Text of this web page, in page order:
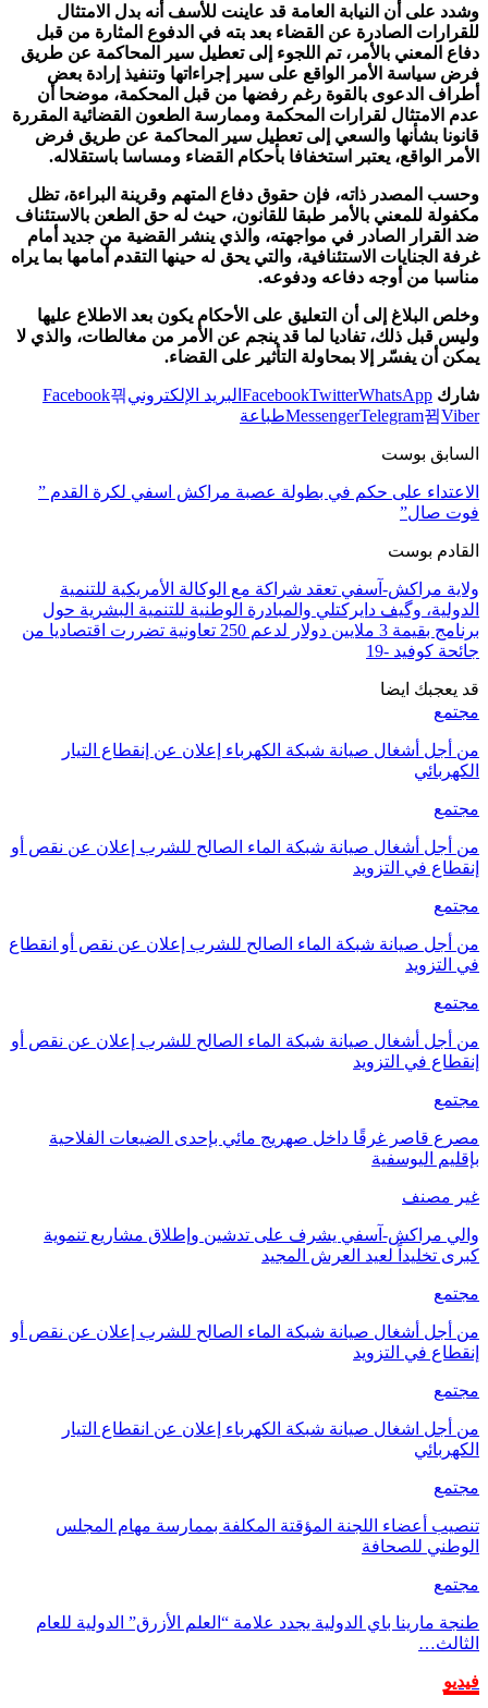
وشدد على أن النيابة العامة قد عاينت للأسف أنه بدل الامتثال
للقرارات الصادرة عن القضاء بعد بته في الدفوع المثارة من قبل
دفاع المعني بالأمر، تم اللجوء إلى تعطيل سير المحاكمة عن طريق
فرض سياسة الأمر الواقع على سير إجراءاتها وتنفيذ إرادة بعض
أطراف الدعوى بالقوة رغم رفضها من قبل المحكمة، موضحا أن
عدم الامتثال لقرارات المحكمة وممارسة الطعون القضائية المقررة
قانونا بشأنها والسعي إلى تعطيل سير المحاكمة عن طريق فرض
الأمر الواقع، يعتبر استخفافا بأحكام القضاء ومساسا باستقلاله.
وحسب المصدر ذاته، فإن حقوق دفاع المتهم وقرينة البراءة، تظل
مكفولة للمعني بالأمر طبقا للقانون، حيث له حق الطعن بالاستئناف
ضد القرار الصادر في مواجهته، والذي ينشر القضية من جديد أمام
غرفة الجنايات الاستئنافية، والتي يحق له حينها التقدم أمامها بما يراه
مناسبا من أوجه دفاعه ودفوعه.
وخلص البلاغ إلى أن التعليق على الأحكام يكون بعد الاطلاع عليها
وليس قبل ذلك، تفاديا لما قد ينجم عن الأمر من مغالطات، والذي لا
يمكن أن يفسّر إلا بمحاولة التأثير على القضاء.
شارك FacebookTwitterWhatsApp البريد الإلكتروني
Facebook
MessengerTelegram Viber طباعة
السابق بوست
الاعتداء على حكم في بطولة عصبة مراكش اسفي لكرة القدم ”
فوت صال”
القادم بوست
ولاية مراكش-آسفي تعقد شراكة مع الوكالة الأمريكية للتنمية
الدولية، وگيف دايركتلي والمبادرة الوطنية للتنمية البشرية حول
برنامج بقيمة 3 ملايين دولار لدعم 250 تعاونية تضررت اقتصاديا من
جائحة كوفيد -19
قد يعجبك ايضا
مجتمع
من أجل أشغال صيانة شبكة الكهرباء إعلان عن إنقطاع التيار
الكهربائي
مجتمع
من أجل أشغال صيانة شبكة الماء الصالح للشرب إعلان عن نقص أو
إنقطاع في التزويد
مجتمع
من أجل صيانة شبكة الماء الصالح للشرب إعلان عن نقص أو انقطاع
في التزويد
مجتمع
من أجل أشغال صيانة شبكة الماء الصالح للشرب إعلان عن نقص أو
إنقطاع في التزويد
مجتمع
مصرع قاصر غرقًا داخل صهريج مائي بإحدى الضيعات الفلاحية
بإقليم اليوسفية
غير مصنف
والي مراكش-آسفي يشرف على تدشين وإطلاق مشاريع تنموية
كبرى تخليداً لعيد العرش المجيد
مجتمع
من أجل أشغال صيانة شبكة الماء الصالح للشرب إعلان عن نقص أو
إنقطاع في التزويد
مجتمع
من أجل اشغال صيانة شبكة الكهرباء إعلان عن انقطاع التيار
الكهربائي
مجتمع
تنصيب أعضاء اللجنة المؤقتة المكلفة بممارسة مهام المجلس
الوطني للصحافة
مجتمع
طنجة مارينا باي الدولية يجدد علامة “العلم الأزرق” الدولية للعام
الثالث…
فيديو